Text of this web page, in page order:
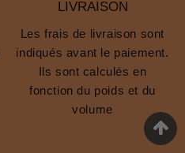
LIVRAISON
Les frais de livraison sont
indiqués avant le paiement.
Ils sont calculés en
fonction du poids et du
volume